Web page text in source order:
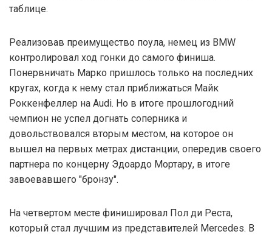
таблице.
Реализовав преимущество поула, немец из BMW
контролировал ход гонки до самого финиша.
Понервничать Марко пришлось только на последних
кругах, когда к нему стал приближаться Майк
Роккенфеллер на Audi. Но в итоге прошлогодний
чемпион не успел догнать соперника и
довольствовался вторым местом, на которое он
вышел на первых метрах дистанции, опередив своего
партнера по концерну Эдоардо Мортару, в итоге
завоевавшего "бронзу".
На четвертом месте финишировал Пол ди Реста,
который стал лучшим из представителей Mercedes. В